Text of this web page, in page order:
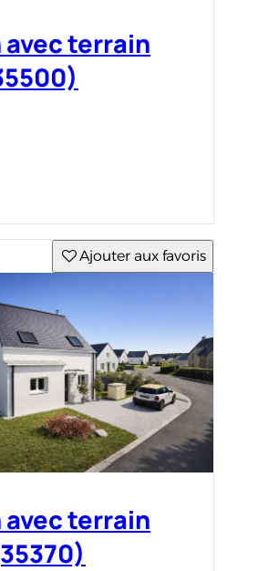
avec terrain
Ajouter aux favoris
avec terrain